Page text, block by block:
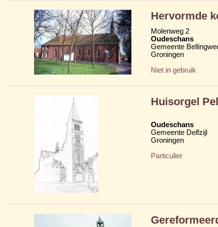
Hervormde
Molenweg 2
Oudeschans
Gemeente
Groningen
Niet in gebruik
Huisorgel
Oudeschans
Gemeente Delfzijl
Groningen
Particulier